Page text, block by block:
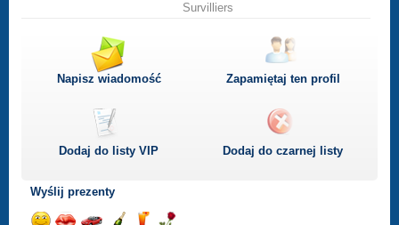
Survilliers
Napisz wiadomość Zapamiętaj ten profil
Dodaj do listyVIP Dodaj do czarnej listy
Wyślij prezenty